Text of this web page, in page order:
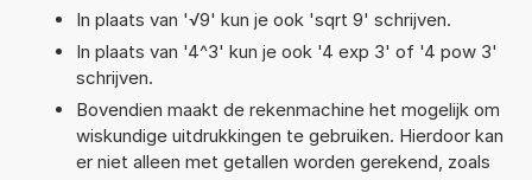
In plaats van '√9' kun je ook 'sqrt 9' schrijven.
In plaats van '4^3' kun je ook '4 exp 3' of '4 pow 3'
schrijven.
Bovendien maakt de rekenmachine het mogelijk om
wiskundige uitdrukkingen te gebruiken. Hierdoor kan
er niet alleen met getallen worden gerekend, zoals